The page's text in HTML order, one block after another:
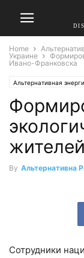
Home
Украине
Ивано-Франковска
Альтернативная
By Альтернативна
Сотрудники